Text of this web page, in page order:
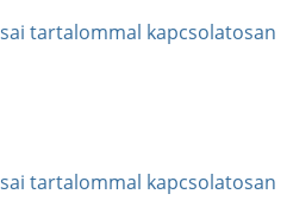
tartalommal kapcsolatosan
tartalommal kapcsolatosan